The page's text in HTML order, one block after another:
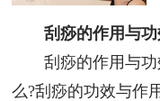
刮痧的作用与功
刮痧的作用与功
么?刮痧的功效与作